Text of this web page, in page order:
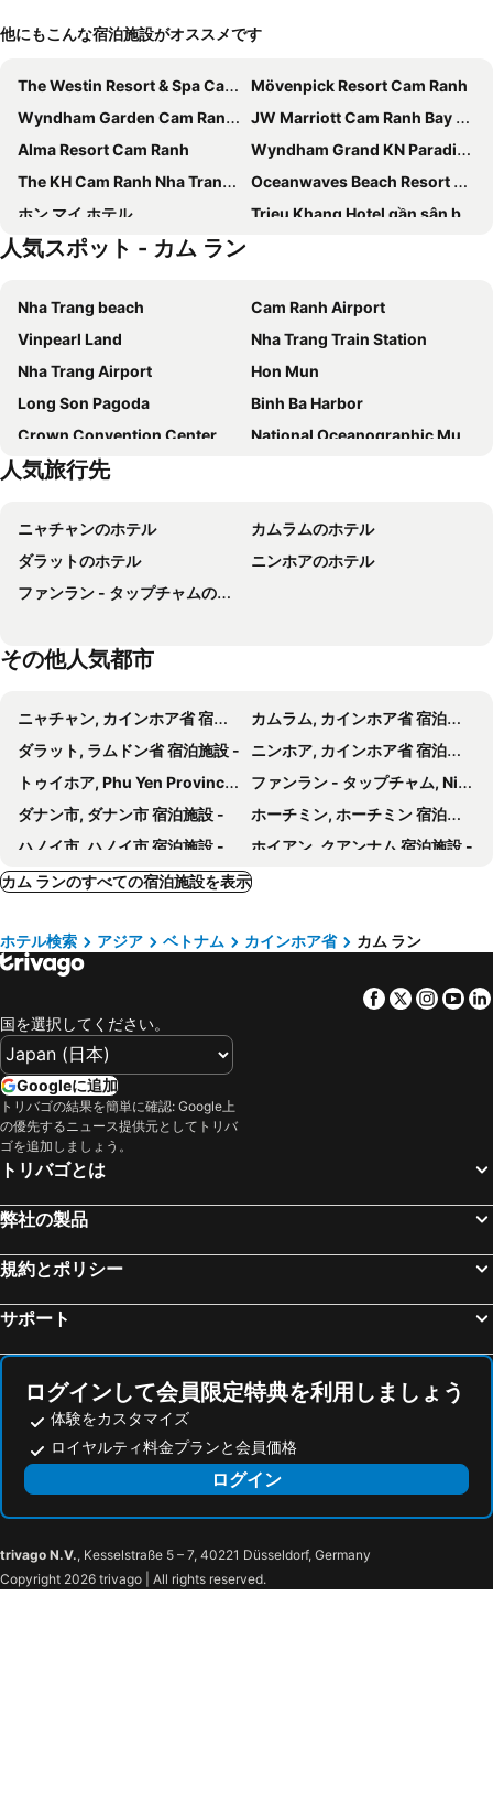
他にもこんな宿泊施設がオススメです
The Westin Resort & Spa Cam Ranh
Mövenpick Resort Cam Ranh
Wyndham Garden Cam Ranh Resort
JW Marriott Cam Ranh Bay Resort & Spa
Alma Resort Cam Ranh
Wyndham Grand KN Paradise Cam Ranh
The KH Cam Ranh Nha Trang Beachside
Oceanwaves Beach Resort Cam Ranh
ホン マイ ホテル
Trieu Khang Hotel gần sân bay Cam Ranh near Cam Ranh Airport
Arena Cam Ranh - Luxury Apartment Sea View
Condotel Cam Ranh Beach Resort
The Grand Arena Cam Ranh Hotel & Resort
Seaview Apartment
Thai Binh Cam Ranh
Hong Mai Hotel Nha Trang
人気スポット - カム ラン
Nha Trang beach
Cam Ranh Airport
Vinpearl Land
Nha Trang Train Station
Nha Trang Airport
Hon Mun
Long Son Pagoda
Binh Ba Harbor
Crown Convention Center
National Oceanographic Museum of Vietnam
Hon Chong
人気旅行先
ニャチャンのホテル
カムラムのホテル
ダラットのホテル
ニンホアのホテル
ファンラン - タップチャムのホテル
その他人気都市
ニャチャン, カインホア省 宿泊施設 -
カムラム, カインホア省 宿泊施設 -
ダラット, ラムドン省 宿泊施設 -
ニンホア, カインホア省 宿泊施設 -
トゥイホア, Phu Yen Province 宿泊施設 -
ファンラン - タップチャム, Ninh Thuan Province 宿泊施設 -
ダナン市, ダナン市 宿泊施設 -
ホーチミン, ホーチミン 宿泊施設 -
ハノイ市, ハノイ市 宿泊施設 -
ホイアン, クアンナム 宿泊施設 -
Duong Dong, キエンザン省 宿泊施設 -
フーロク, トゥアティエンフエ省 宿泊施設 -
カム ランのすべての宿泊施設を表示
ホテル検索 アジア ベトナム カインホア省 カム ラン
Facebook
Twitter
国を選択してください。
Googleに追加
トリバゴの結果を簡単に確認: Google上
の優先するニュース提供元としてトリバ
ゴを追加しましょう。
トリバゴとは
弊社の製品
規約とポリシー
サポート
ログインして会員限定特典を利用しましょう
体験をカスタマイズ
ロイヤルティ料金プランと会員価格
ログイン
trivago N.V., Kesselstraße 5 – 7, 40221 Düsseldorf, Germany
Copyright 2026 trivago | All rights reserved.